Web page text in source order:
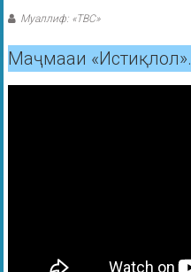
Муаллиф: «ТВС»
Маҷмааи «Истиқлол».